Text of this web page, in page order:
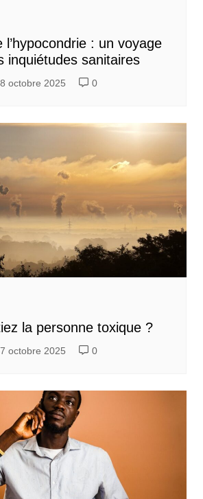
l’hypocondrie : un voyage
sanitaires
octobre 2025 0
la personne toxique ?
octobre 2025 0